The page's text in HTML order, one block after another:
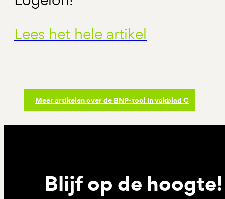
Lees het hele artikel
Meer artikelen over de BNP-tool in vakblad C
Blijf op de hoogte!